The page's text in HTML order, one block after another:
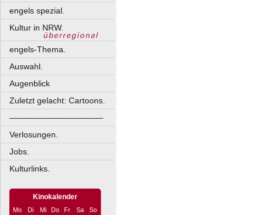
engels spezial.
Kultur in NRW.
engels-Thema.
Auswahl.
Augenblick
Zuletzt gelacht: Cartoons.
––––––––––––––––––––
Verlosungen.
Jobs.
Kulturlinks.
Kinokalender
Mo Di Mi Do Fr Sa
So